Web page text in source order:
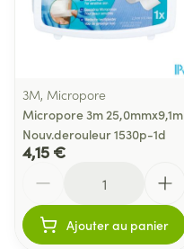
3M, Micropore
Micropore 3m 25,0mmx9,1m
Nouv.derouleur 1530p-1d
4,15 €
Ajouter au panier